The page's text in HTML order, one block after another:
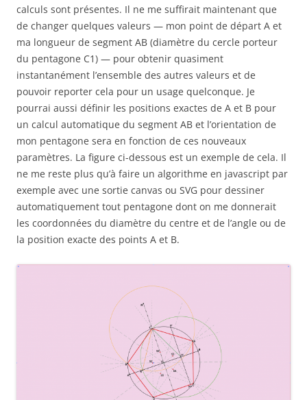
calculs sont présentes. Il ne me suffirait maintenant que
de changer quelques valeurs — mon point de départ A et
ma longueur de segment AB (diamètre du cercle porteur
du pentagone C1) — pour obtenir quasiment
instantanément l’ensemble des autres valeurs et de
pouvoir reporter cela pour un usage quelconque. Je
pourrai aussi définir les positions exactes de A et B pour
un calcul automatique du segment AB et l’orientation de
mon pentagone sera en fonction de ces nouveaux
paramètres. La figure ci-dessous est un exemple de cela. Il
ne me reste plus qu’à faire un algorithme en javascript par
exemple avec une sortie canvas ou SVG pour dessiner
automatiquement tout pentagone dont on me donnerait
les coordonnées du diamètre du centre et de l’angle ou de
la position exacte des points A et B.